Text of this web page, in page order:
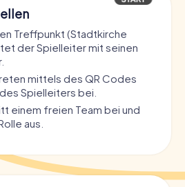
Treffpunkt (Stadtkirche
der Spielleiter mit seinen
mittels des QR Codes
Spielleiters bei.
einem freien Team bei und
aus.